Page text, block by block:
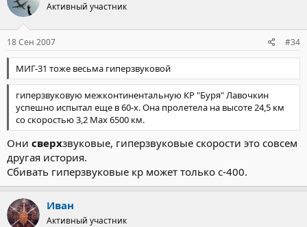
Активный участник
18 Сен 2007 #34
МИГ-31 тоже весьма гиперзвуковой
гиперзвуковую межконтинентальную КР "Буря" Лавочкин
успешно испытал еще в 60-х. Она пролетела на высоте 24,5 км
со скоростью 3,2 Мах 6500 км.
Они сверхзвуковые, гиперзвуковые скорости это совсем
другая история.
Сбивать гиперзвуковые кр может только с-400.
Иван
Активный участник